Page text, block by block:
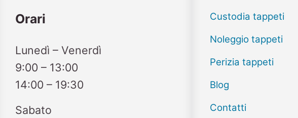
Orari
Lunedì – Venerdì
9:00 – 13:00
14:00 – 19:30
Sabato
Custodia tappeti
Noleggio tappeti
Perizia tappeti
Blog
Contatti